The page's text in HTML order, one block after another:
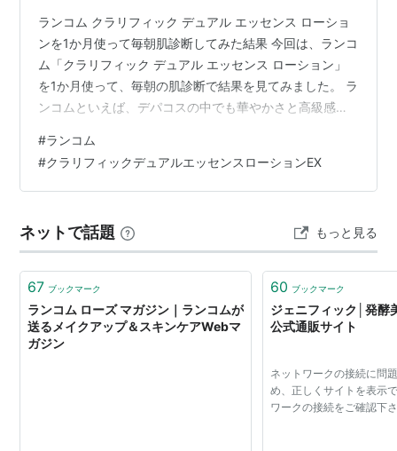
ランコム クラリフィック デュアル エッセンス ローショ
ンを1か月使って毎朝肌診断してみた結果 今回は、ランコ
ム「クラリフィック デュアル エッセンス ローション」
を1か月使って、毎朝の肌診断で結果を見てみました。 ラ
ンコムといえば、デパコスの中でも華やかさと高級感が
と思わせる力があります。 今回使ったクラリフィック
も、見た目はかなりきれい。いかにも“実力派っぽい”雰囲
気があります。 ランコム クラリフィック デュアル エッ
言うなら、「デパコスらしい華やかさと、角質ケアっぽ
い期待感をまとった…
#ランコム
#クラリフィックデュアルエッセンスローションEX
ネットで話題 もっと見る
67 ブックマーク
ランコム ローズ マガジン｜ランコムが
送るメイクアップ＆スキンケアWebマ
ガジン
60 ブックマーク
ジェニフィック│発酵
公式通販サイト
ネットワークの接続に問
め、正しくサイトを表示
ワークの接続をご確認下